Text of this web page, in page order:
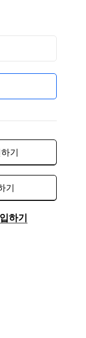
기
기
하기